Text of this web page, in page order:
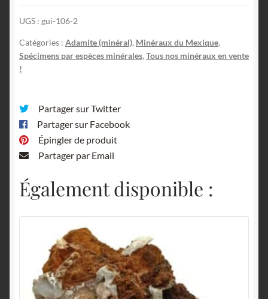
UGS : gui-106-2
Catégories : Adamite (minéral), Minéraux du Mexique,
Spécimens par espèces minérales,Tous nos minéraux en vente
!
Partager sur Twitter
Partager sur Facebook
Épingler de produit
Partager par Email
Également disponible :